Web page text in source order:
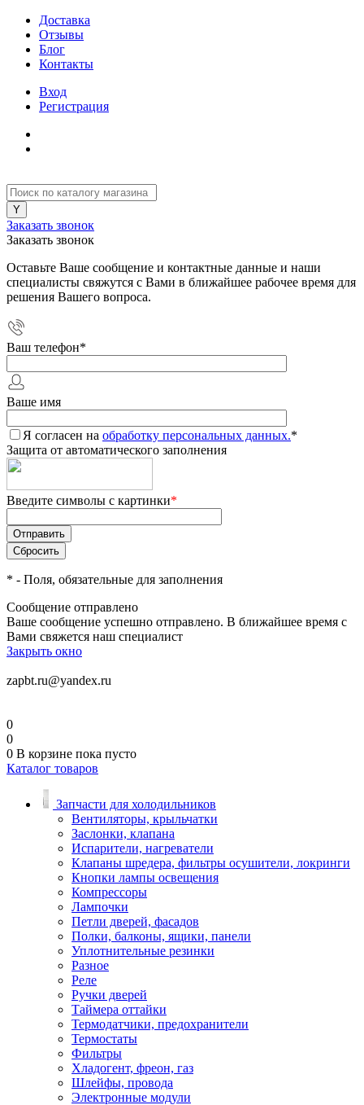
Доставка
Отзывы
Блог
Контакты
Вход
Регистрация
Заказать звонок
Заказать звонок
Оставьте Ваше сообщение и контактные данные и наши
специалисты свяжутся с Вами в ближайшее рабочее время для
решения Вашего вопроса.
Ваш телефон*
Ваше имя
Я согласен на обработку персональных данных.*
Защита от автоматического заполнения
Введите символы с картинки*
* - Поля, обязательные для заполнения
Сообщение отправлено
Ваше сообщение успешно отправлено. В ближайшее время с
Вами свяжется наш специалист
Закрыть окно
zapbt.ru@yandex.ru
0
0
0 В корзине пока пусто
Каталог товаров
Запчасти для холодильников
Вентиляторы, крыльчатки
Заслонки, клапана
Испарители, нагреватели
Клапаны шредера, фильтры осушители, локринги
Кнопки лампы освещения
Компрессоры
Лампочки
Петли дверей, фасадов
Полки, балконы, ящики, панели
Уплотнительные резинки
Разное
Реле
Ручки дверей
Таймера оттайки
Термодатчики, предохранители
Термостаты
Фильтры
Хладогент, фреон, газ
Шлейфы, провода
Электронные модули